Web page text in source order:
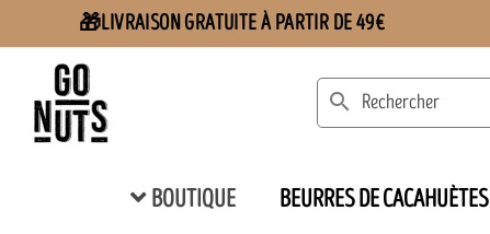
🎁LIVRAISON GRATUITE À PARTIR DE 49€
search
BOUTIQUE BEURRES DE CACAHUÈTES